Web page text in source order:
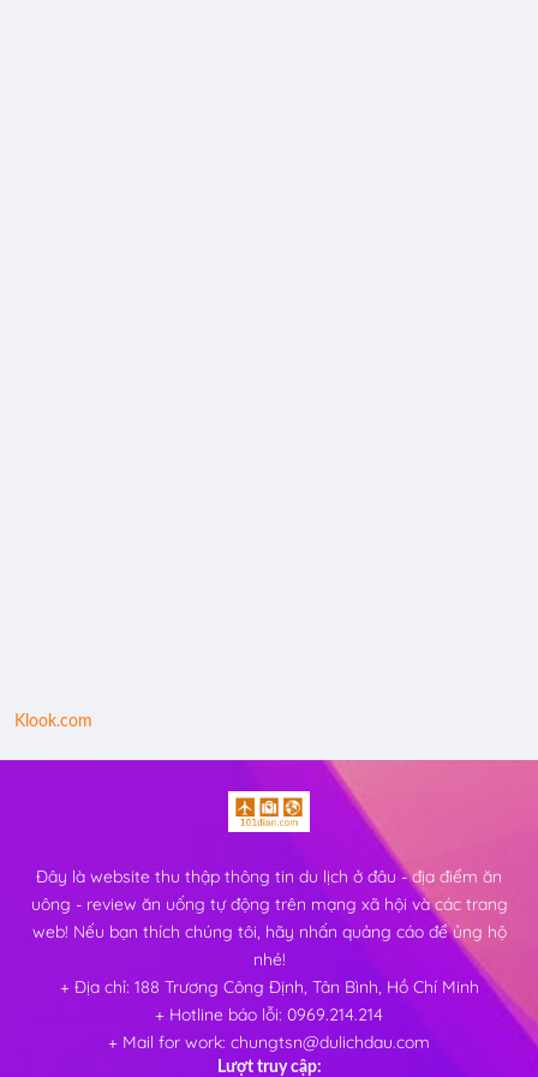
Klook.com
Đây là website thu thập thông tin du lịch ở đâu - địa điểm ăn
uông - review ăn uống tự động trên mạng xã hội và các trang
web! Nếu bạn thích chúng tôi, hãy nhấn quảng cáo để ủng hộ
nhé!
+ Địa chỉ: 188 Trương Công Định, Tân Bình, Hồ Chí Minh
+ Hotline báo lỗi: 0969.214.214
+ Mail for work: chungtsn@dulichdau.com
Lượt truy cập: